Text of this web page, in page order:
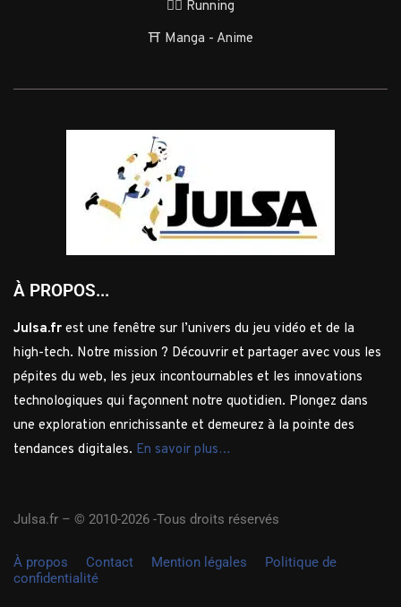
🏃‍♂️ Running
⛩️ Manga - Anime
À PROPOS...
Julsa.fr est une fenêtre sur l’univers du jeu vidéo et de la
high-tech. Notre mission ? Découvrir et partager avec vous les
pépites du web, les jeux incontournables et les innovations
technologiques qui façonnent notre quotidien. Plongez dans
une exploration enrichissante et demeurez à la pointe des
tendances digitales. En savoir plus…
Julsa.fr – © 2010-2026 -Tous droits réservés
À propos Contact Mention légales
Politique de
confidentialité